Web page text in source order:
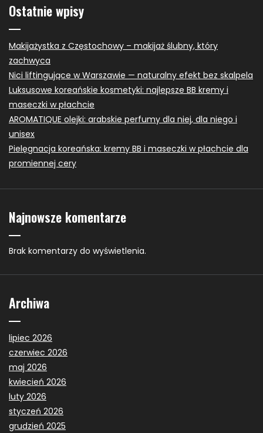
Ostatnie wpisy
Makijażystka z Częstochowy – makijaż ślubny, który
zachwyca
Nici liftingujące w Warszawie — naturalny efekt bez skalpela
Luksusowe koreańskie kosmetyki: najlepsze BB kremy i
maseczki w płachcie
AROMATIQUE olejki: arabskie perfumy dla niej, dla niego i
unisex
Pielęgnacja koreańska: kremy BB i maseczki w płachcie dla
promiennej cery
Najnowsze komentarze
Brak komentarzy do wyświetlenia.
Archiwa
lipiec 2026
czerwiec 2026
maj 2026
kwiecień 2026
luty 2026
styczeń 2026
grudzień 2025